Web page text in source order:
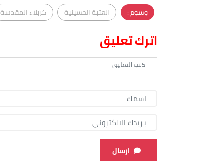
وسوم :
العتبة الحسينية كربلاء المقدسة
اترك تعليق
ارسال